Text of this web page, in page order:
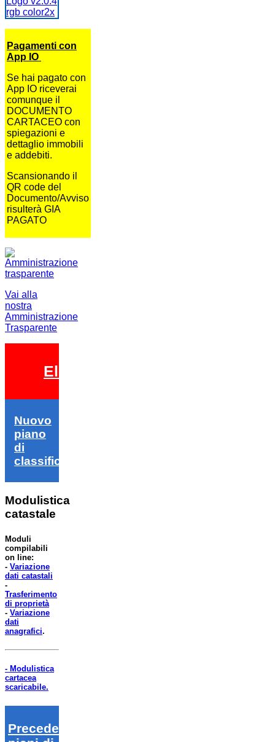
Pagamenti con
App IO
Se hai pagato con
App IO riceverai
comunque il
DOCUMENTO
CARTACEO con
spiegazioni e
dettaglio immobili
e addebiti.
Scansionando il
QR code del
Documento/Avviso
risulterà GIA
PAGATO
Vai alla
nostra
Amministrazione
Trasparente
Elezioni 2026
Nuovo
piano
di
classifica
Modulistica
catastale
Moduli
compilabili
on line:
- Variazione
dati catastali
-
Trasferimento
di proprietà
- Variazione
dati
anagrafici.
- Modulistica
cartacea
scaricabile.
Precedenti